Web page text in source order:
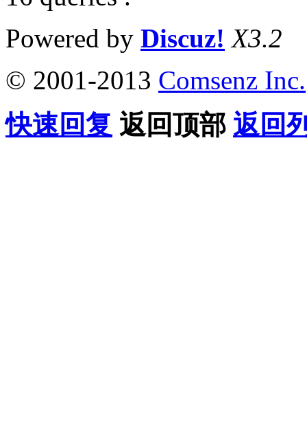
Powered by Discuz! X3.2
© 2001-2013 Comsenz Inc.
快速回复 返回顶部 返回